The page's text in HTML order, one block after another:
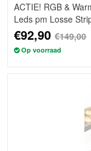
ACTIE! RGB &
Leds pm Losse
€92,90€149,00
Op voorraad